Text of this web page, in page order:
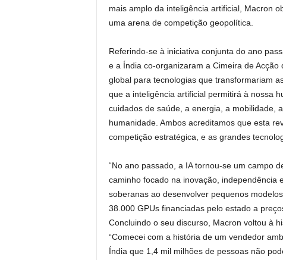
mais amplo da inteligência artificial, Macron
uma arena de competição geopolítica.
Referindo-se à iniciativa conjunta do ano
e a Índia co-organizaram a Cimeira de
global para tecnologias que transformariam
que a inteligência artificial permitirá à nossa
cuidados de saúde, a energia, a mobilidade,
humanidade. Ambos acreditamos que esta
competição estratégica, e as grandes
“No ano passado, a IA tornou-se um campo
caminho focado na inovação, independência
soberanas ao desenvolver pequenos
38.000 GPUs financiadas pelo estado a
Concluindo o seu discurso, Macron voltou à
“Comecei com a história de um vendedor
Índia que 1,4 mil milhões de pessoas não